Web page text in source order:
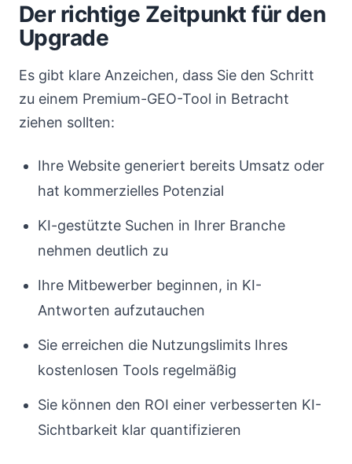
Der richtige Zeitpunkt für den
Upgrade
Es gibt klare Anzeichen, dass Sie den Schritt
zu einem Premium-GEO-Tool in Betracht
ziehen sollten:
Ihre Website generiert bereits Umsatz oder
hat kommerzielles Potenzial
KI-gestützte Suchen in Ihrer Branche
nehmen deutlich zu
Ihre Mitbewerber beginnen, in KI-
Antworten aufzutauchen
Sie erreichen die Nutzungslimits Ihres
kostenlosen Tools regelmäßig
Sie können den ROI einer verbesserten KI-
Sichtbarkeit klar quantifizieren